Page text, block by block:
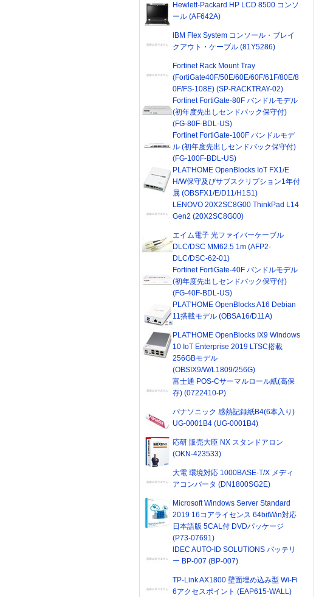
Hewlett-Packard HP LCD 8500 コンソ
ール (AF642A)
IBM Flex System コンソール・ブレイ
クアウト・ケーブル (81Y5286)
Fortinet Rack Mount Tray
(FortiGate40F/50E/60E/60F/61F/80E/8
0F/FS-108E) (SP-RACKTRAY-02)
Fortinet FortiGate-80F バンドルモデル
(初年度先出しセンドバック保守付)
(FG-80F-BDL-US)
Fortinet FortiGate-100F バンドルモデ
ル (初年度先出しセンドバック保守付)
(FG-100F-BDL-US)
PLAT'HOME OpenBlocks IoT FX1/E
H/W保守及びサブスクリプション1年付
属 (OBSFX1/E/D11/H1S1)
LENOVO 20X2SC8G00 ThinkPad L14
Gen2 (20X2SC8G00)
エイム電子 光ファイバーケーブル
DLC/DSC MM62.5 1m (AFP2-
DLC/DSC-62-01)
Fortinet FortiGate-40F バンドルモデル
(初年度先出しセンドバック保守付)
(FG-40F-BDL-US)
PLAT'HOME OpenBlocks A16 Debian
11搭載モデル (OBSA16/D11A)
PLAT'HOME OpenBlocks IX9 Windows
10 IoT Enterprise 2019 LTSC搭載
256GBモデル
(OBSIX9/W/L1809/256G)
富士通 POS-Cサーマルロール紙(高保
存) (0722410-P)
パナソニック 感熱記録紙B4(6本入り)
UG-0001B4 (UG-0001B4)
応研 販売大臣 NX スタンドアロン
(OKN-423533)
大電 環境対応 1000BASE-T/X メディ
アコンバータ (DN1800SG2E)
Microsoft Windows Server Standard
2019 16コアライセンス 64bitWin対応
日本語版 5CAL付 DVDパッケージ
(P73-07691)
IDEC AUTO-ID SOLUTIONS バッテリ
ー BP-007 (BP-007)
TP-Link AX1800 壁面埋め込み型 Wi-Fi
6アクセスポイント (EAP615-WALL)